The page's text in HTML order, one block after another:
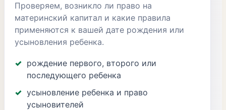
Проверяем, возникло ли право на
материнский капитал и какие правила
применяются к вашей дате рождения или
усыновления ребенка.
рождение первого, второго или
последующего ребенка
усыновление ребенка и право
усыновителей